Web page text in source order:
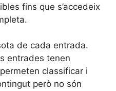
fins que s’accedeix
de cada entrada.
entrades tenen
classificar i
però no són